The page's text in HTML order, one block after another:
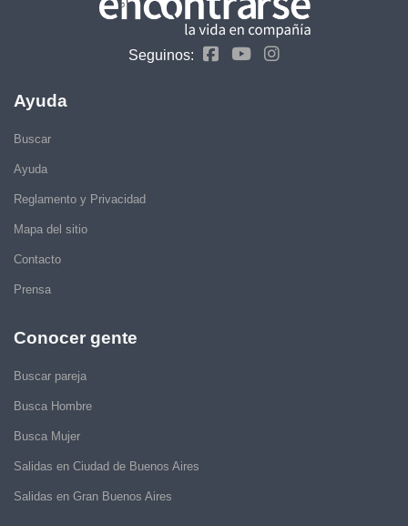
Seguinos:
Ayuda
Buscar
Ayuda
Reglamento y Privacidad
Mapa del sitio
Contacto
Prensa
Conocer gente
Buscar pareja
Busca Hombre
Busca Mujer
Salidas en Ciudad de Buenos Aires
Salidas en Gran Buenos Aires